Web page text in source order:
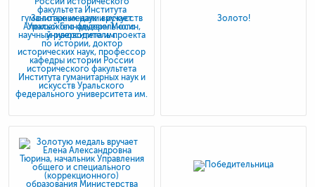
Золотые медали вручает
Алексей Геннадьевич Мосин,
научный руководитель проекта
по истории, доктор
исторических наук, профессор
кафедры истории России
исторического факультета
Института гуманитарных наук и
искусств Уральского
федерального университета им.
Золото!